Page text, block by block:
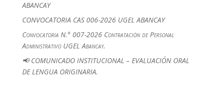
ABANCAY
CONVOCATORIA CAS 006-2026 UGEL ABANCAY
Convocatoria N.° 007-2026 Contratación de Personal
Administrativo UGEL Abancay.
📢 COMUNICADO INSTITUCIONAL – EVALUACIÓN ORAL
DE LENGUA ORIGINARIA.